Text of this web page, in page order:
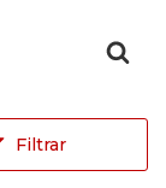
Filtrar